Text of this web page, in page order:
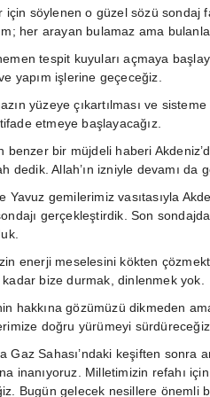
için söylenen o güzel sözü sondaj
her arayan bulamaz ama
tespit kuyuları açmaya
yapım işlerine geçeceğiz.
yüzeye çıkartılması ve
etmeye başlayacağız.
benzer bir müjdeli haberi
dedik. Allah’ın izniyle devamı da
Yavuz gemilerimiz vasıtasıyla
gerçekleştirdik. Son
enerji meselesini kökten
bize durmak, dinlenmek yok.
hakkına gözümüzü dikmeden
doğru yürümeyi
Gaz Sahası’ndaki keşiften sonra
inanıyoruz. Milletimizin refahı
Bugün gelecek nesillere önemli